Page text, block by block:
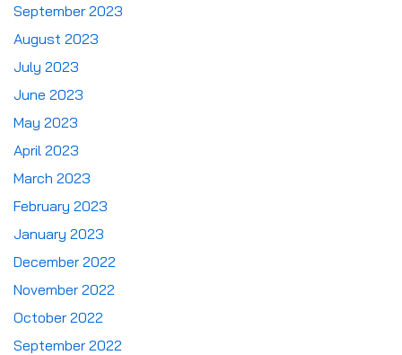
September 2023
August 2023
July 2023
June 2023
May 2023
April 2023
March 2023
February 2023
January 2023
December 2022
November 2022
October 2022
September 2022